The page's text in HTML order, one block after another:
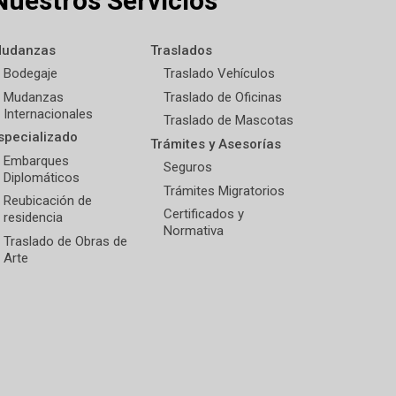
Bodegaje
Mudanzas
Internacionales
Embarques
Diplomáticos
Reubicación de
residencia
Traslado de Obras de
Arte
Traslados
Traslado Vehículos
Traslado de Oficinas
Traslado de Mascotas
Trámites y Asesorías
Seguros
Trámites Migratorios
Certificados y
Normativa